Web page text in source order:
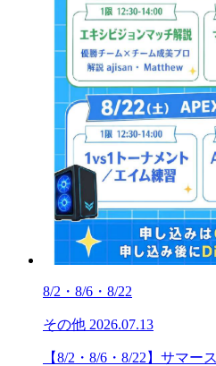
8/2・8/6・8/22
その他 2026.07.13
【8/2・8/6・8/22】サマー